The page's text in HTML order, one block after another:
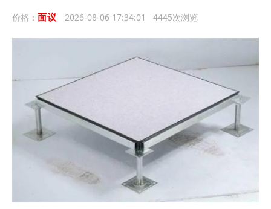
价格： 面议 2026-08-06 17:34:01 4445次浏览